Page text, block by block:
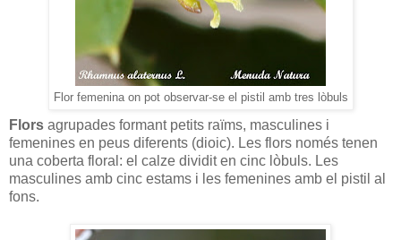
Flor femenina on pot observar-se el pistil amb tres lòbuls
Flors agrupades formant petits raïms, masculines i
femenines en peus diferents (dioic). Les flors només tenen
una coberta floral: el calze dividit en cinc lòbuls. Les
masculines amb cinc estams i les femenines amb el pistil al
fons.